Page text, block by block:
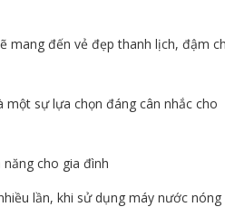
mang đến vẻ đẹp thanh lịch, đậm
một sự lựa chọn đáng cân nhắc cho
cho gia đình
lần, khi sử dụng máy nước nóng